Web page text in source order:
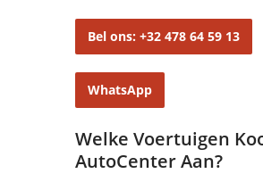
Bel ons: +32 478 64 59 13
WhatsApp
Welke Voertuigen
AutoCenter Aan?